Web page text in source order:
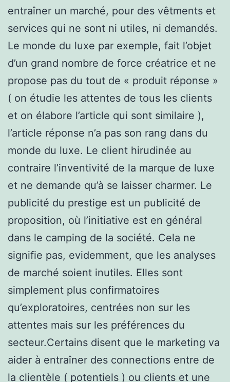
entraîner un marché, pour des vêtments et
services qui ne sont ni utiles, ni demandés.
Le monde du luxe par exemple, fait l’objet
d’un grand nombre de force créatrice et ne
propose pas du tout de « produit réponse »
( on étudie les attentes de tous les clients
et on élabore l’article qui sont similaire ),
l’article réponse n’a pas son rang dans du
monde du luxe. Le client hirudinée au
contraire l’inventivité de la marque de luxe
et ne demande qu’à se laisser charmer. Le
publicité du prestige est un publicité de
proposition, où l’initiative est en général
dans le camping de la société. Cela ne
signifie pas, evidemment, que les analyses
de marché soient inutiles. Elles sont
simplement plus confirmatoires
qu’exploratoires, centrées non sur les
attentes mais sur les préférences du
secteur.Certains disent que le marketing va
aider à entraîner des connections entre de
la clientèle ( potentiels ) ou clients et une